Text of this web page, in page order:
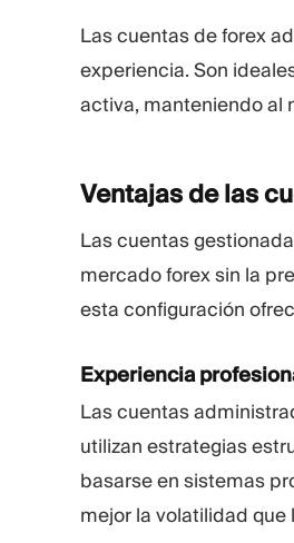
Las cuentas de forex
experiencia. Son
activa, manteniendo al
Ventajas de las
Las cuentas
mercado forex sin la
esta configuración
Experiencia
Las cuentas
utilizan estrategias
basarse en sistemas
mejor la volatilidad